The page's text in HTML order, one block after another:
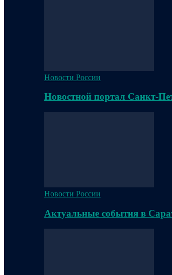
Новости России
Новостной портал Санкт-
Новости России
Актуальные события в